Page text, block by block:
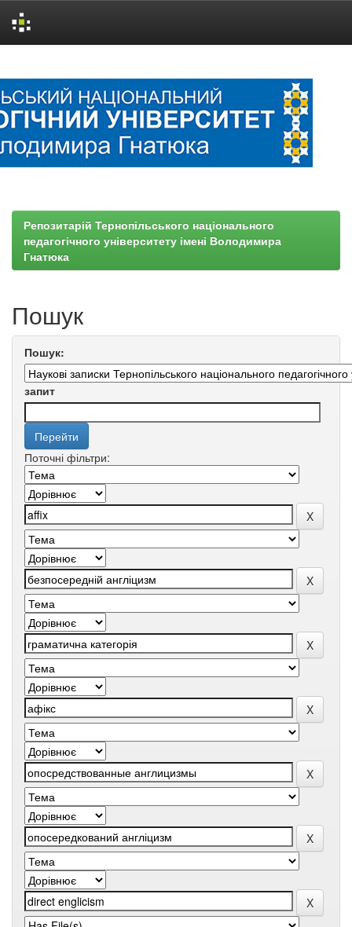
Репозитарій Тернопільського національного
педагогічного університету імені Володимира
Гнатюка
Пошук
Пошук:
запит
Поточні фільтри: